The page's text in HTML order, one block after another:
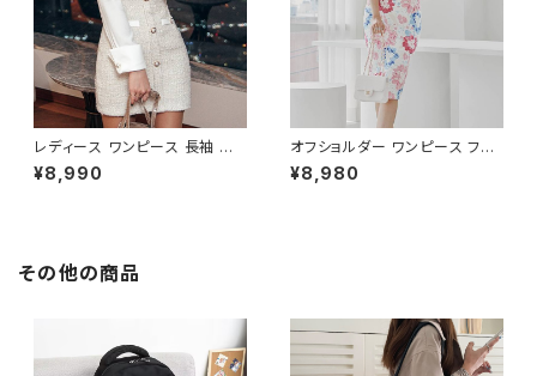
レディース ワンピース 長袖 シャ
ツワンピース ツイード切替 ミニ
ワンピース 上品 フォーマル ホ
冬 着痩せ効果 きちんと見え カ
¥8,990
オフショルダー ワンピース フラ
ワー柄 タイトワンピース ドレス
花柄ワンピ 春夏 エレガント 大
¥8,980
その他の商品